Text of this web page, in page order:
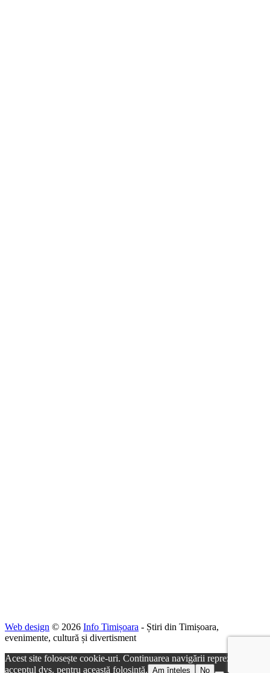
Web design © 2026 Info Timișoara - Știri din Timișoara,
evenimente, cultură și divertisment
Acest site folosește cookie-uri. Continuarea navigării reprezintă
acceptul dvs. pentru această folosință. Am înțeles No